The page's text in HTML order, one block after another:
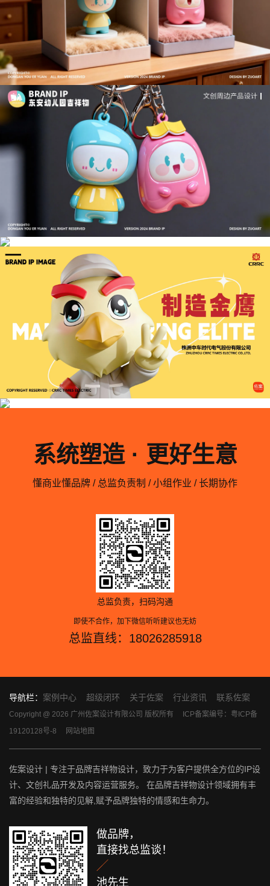
系统塑造 · 更好生意
懂商业懂品牌 / 总监负责制 / 小组作业 / 长期协作
总监负责，扫码沟通
即使不合作，加下微信听听建议也无妨
总监直线：18026285918
导航栏： 案例中心 超级闭环 关于佐案 行业资讯 联系佐案
Copyright @ 2026 广州佐案设计有限公司 版权所有 ICP备案编号：粤ICP备
19120128号-8
网站地图
佐案设计 | 专注于品牌吉祥物设计，致力于为客户提供全方位的IP设
计、文创礼品开发及内容运营服务。 在品牌吉祥物设计领域拥有丰
富的经验和独特的见解,赋予品牌独特的情感和生命力。
做品牌，
直接找总监谈！

池先生